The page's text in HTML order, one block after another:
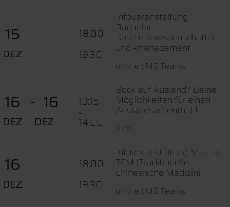
15
DEZ
18:00
-
19:30
Infoveranstaltung
Bachelor
Kosmetikwissenschaften
und -management
online | MS Teams
16
DEZ
16
DEZ
13:15
-
14:00
Bock auf Ausland? Deine
Möglichkeiten für einen
Auslandsaufenthalt!
I009
16
DEZ
18:00
-
19:30
Infoveranstaltung Master
TCM (Traditionelle
Chinesische Medizin)
online | MS Teams